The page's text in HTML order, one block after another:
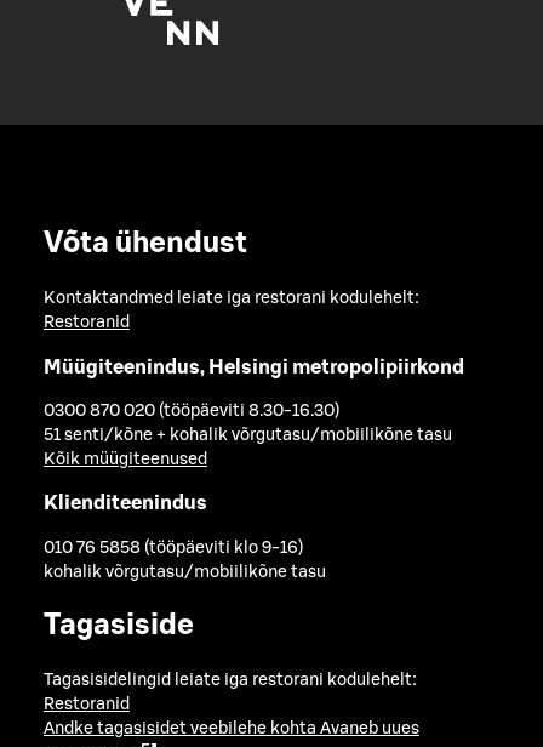
Võta ühendust
Kontaktandmed leiate iga restorani kodulehelt:
Restoranid
Müügiteenindus, Helsingi metropolipiirkond
0300 870 020 (tööpäeviti 8.30-16.30)
51 senti/kõne + kohalik võrgutasu/mobiilikõne tasu
Kõik müügiteenused
Klienditeenindus
010 76 5858 (tööpäeviti klo 9-16)
kohalik võrgutasu/mobiilikõne tasu
Tagasiside
Tagasisidelingid leiate iga restorani kodulehelt:
Restoranid
Andke tagasisidet veebilehe kohta Avaneb uues